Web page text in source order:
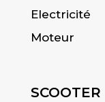
Electricité
Moteur
SCOOTER